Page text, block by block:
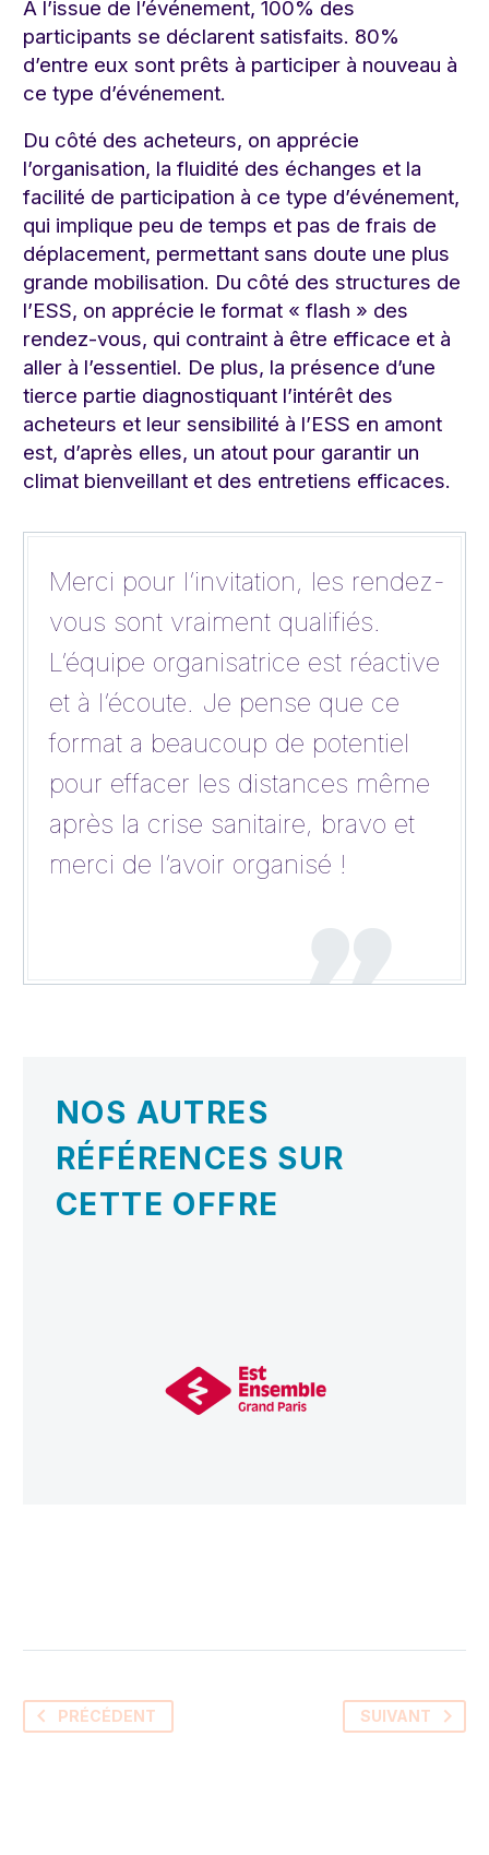
A l’issue de l’événement, 100% des
participants se déclarent satisfaits. 80%
d’entre eux sont prêts à participer à nouveau à
ce type d’événement.
Du côté des acheteurs, on apprécie
l’organisation, la fluidité des échanges et la
facilité de participation à ce type d’événement,
qui implique peu de temps et pas de frais de
déplacement, permettant sans doute une plus
grande mobilisation. Du côté des structures de
l’ESS, on apprécie le format « flash » des
rendez-vous, qui contraint à être efficace et à
aller à l’essentiel. De plus, la présence d’une
tierce partie diagnostiquant l’intérêt des
acheteurs et leur sensibilité à l’ESS en amont
est, d’après elles, un atout pour garantir un
climat bienveillant et des entretiens efficaces.
Merci pour l’invitation, les rendez-
vous sont vraiment qualifiés.
L’équipe organisatrice est réactive
et à l’écoute. Je pense que ce
format a beaucoup de potentiel
pour effacer les distances même
après la crise sanitaire, bravo et
merci de l’avoir organisé !
NOS AUTRES
RÉFÉRENCES SUR
CETTE OFFRE
PRÉCÉDENT SUIVANT